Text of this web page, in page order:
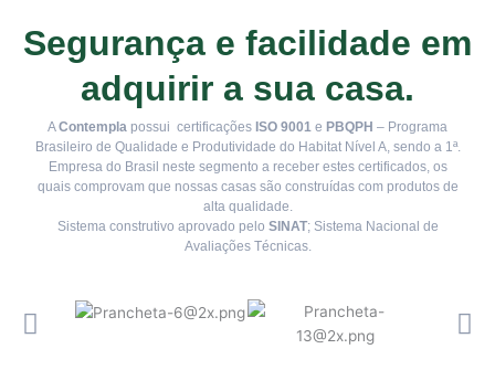
Segurança e facilidade em
adquirir a sua casa.
AContempla possui certificações ISO 9001 e PBQPH – Programa
Brasileiro de Qualidade e Produtividade do Habitat Nível A, sendo a 1ª.
Empresa do Brasil neste segmento a receber estes certificados, os
quais comprovam que nossas casas são construídas com produtos de
alta qualidade.
Sistema construtivo aprovado pelo SINAT; Sistema Nacional de
Avaliações Técnicas.